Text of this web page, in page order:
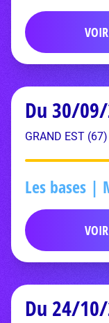
Du 30/
GRAND EST (67)
Les bases |
Du 24/